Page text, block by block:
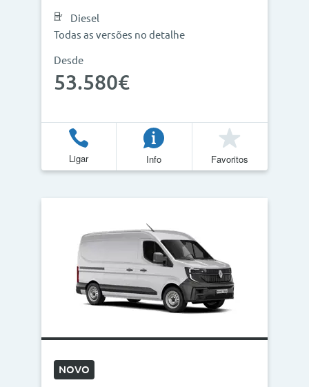
Diesel
Todas as versões no detalhe
Desde
53.580€
Ligar Info Favoritos
NOVO